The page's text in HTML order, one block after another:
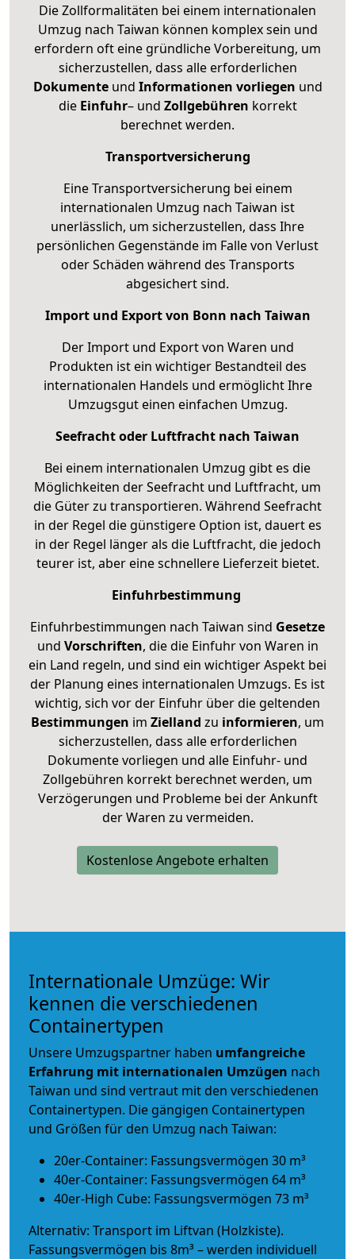
Die Zollformalitäten bei einem internationalen
Umzug nach Taiwan können komplex sein und
erfordern oft eine gründliche Vorbereitung, um
sicherzustellen, dass alle erforderlichen
Dokumenteund Informationen vorliegen und
die Einfuhr– und Zollgebühren korrekt
berechnet werden.
Transportversicherung
Eine Transportversicherung bei einem
internationalen Umzug nach Taiwan ist
unerlässlich, um sicherzustellen, dass Ihre
persönlichen Gegenstände im Falle von Verlust
oder Schäden während des Transports
abgesichert sind.
Import und Export von Bonn nach Taiwan
Der Import und Export von Waren und
Produkten ist ein wichtiger Bestandteil des
internationalen Handels und ermöglicht Ihre
Umzugsgut einen einfachen Umzug.
Seefracht oder Luftfracht nach Taiwan
Bei einem internationalen Umzug gibt es die
Möglichkeiten der Seefracht und Luftfracht, um
die Güter zu transportieren. Während Seefracht
in der Regel die günstigere Option ist, dauert es
in der Regel länger als die Luftfracht, die jedoch
teurer ist, aber eine schnellere Lieferzeit bietet.
Einfuhrbestimmung
Einfuhrbestimmungen nach Taiwan sind Gesetze
und Vorschriften, die die Einfuhr von Waren in
ein Land regeln, und sind ein wichtiger Aspekt bei
der Planung eines internationalen Umzugs. Es ist
wichtig, sich vor der Einfuhr über die geltenden
Bestimmungen im Zielland zu informieren, um
sicherzustellen, dass alle erforderlichen
Dokumente vorliegen und alle Einfuhr- und
Zollgebühren korrekt berechnet werden, um
Verzögerungen und Probleme bei der Ankunft
der Waren zu vermeiden.
Kostenlose Angebote erhalten
Internationale Umzüge: Wir
kennen die verschiedenen
Containertypen
Unsere Umzugspartner haben umfangreiche
Erfahrung mit internationalen Umzügen nach
Taiwan und sind vertraut mit den verschiedenen
Containertypen. Die gängigen Containertypen
und Größen für den Umzug nach Taiwan:
20er-Container: Fassungsvermögen 30 m³
40er-Container: Fassungsvermögen 64 m³
40er-High Cube: Fassungsvermögen 73 m³
Alternativ: Transport im Liftvan (Holzkiste).
Fassungsvermögen bis 8m³ – werden individuell